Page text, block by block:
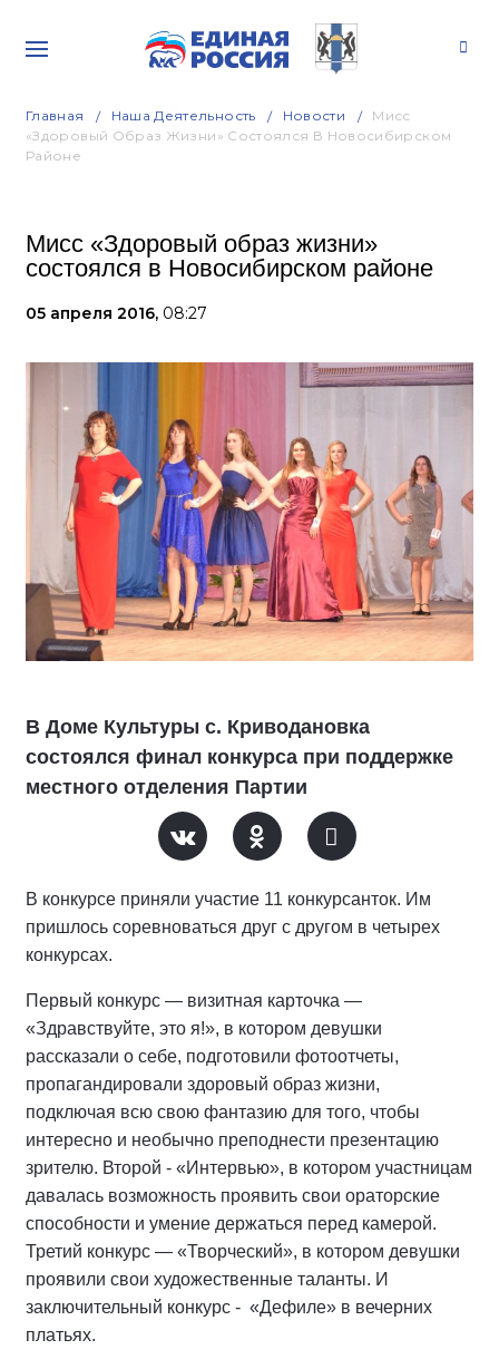
Главная Наша Деятельность Новости
Мисс
«Здоровый Образ Жизни» Состоялся В Новосибирском
Районе
Мисс «Здоровый образ жизни»
состоялся в Новосибирском районе
05 апреля 2016, 08:27
В Доме Культуры с. Криводановка
состоялся финал конкурса при поддержке
местного отделения Партии
В конкурсе приняли участие 11 конкурсанток. Им
пришлось соревноваться друг с другом в четырех
конкурсах.
Первый конкурс — визитная карточка —
«Здравствуйте, это я!», в котором девушки
рассказали о себе, подготовили фотоотчеты,
пропагандировали здоровый образ жизни,
подключая всю свою фантазию для того, чтобы
интересно и необычно преподнести презентацию
зрителю. Второй - «Интервью», в котором участницам
давалась возможность проявить свои ораторские
способности и умение держаться перед камерой.
Третий конкурс — «Творческий», в котором девушки
проявили свои художественные таланты. И
заключительный конкурс - «Дефиле» в вечерних
платьях.